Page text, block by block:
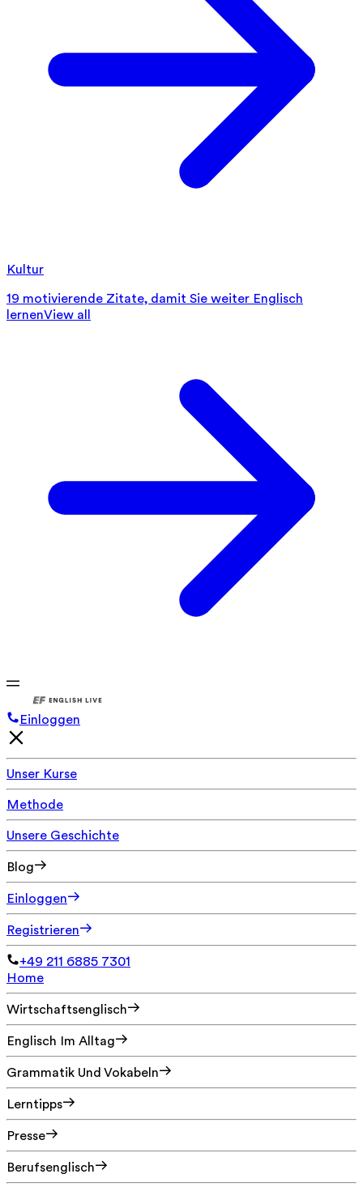
Kultur
19 motivierende Zitate, damit Sie weiter Englisch
lernenView all
Einloggen
Unser Kurse
Methode
Unsere Geschichte
Blog
Einloggen
Registrieren
+49 211 6885 7301
Home
Wirtschaftsenglisch
Englisch Im Alltag
Grammatik Und Vokabeln
Lerntipps
Presse
Berufsenglisch